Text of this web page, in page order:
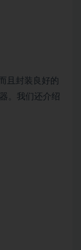
且封装良好的
。我们还介绍